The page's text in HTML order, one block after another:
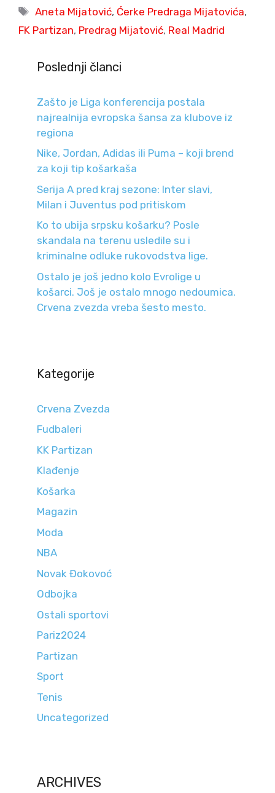
Tags
Aneta Mijatović, Ćerke Predraga Mijatovića,
FK Partizan, Predrag Mijatović, Real Madrid
Poslednji članci
Zašto je Liga konferencija postala
najrealnija evropska šansa za klubove iz
regiona
Nike, Jordan, Adidas ili Puma – koji brend
za koji tip košarkaša
Serija A pred kraj sezone: Inter slavi,
Milan i Juventus pod pritiskom
Ko to ubija srpsku košarku? Posle
skandala na terenu usledile su i
kriminalne odluke rukovodstva lige.
Ostalo je još jedno kolo Evrolige u
košarci. Još je ostalo mnogo nedoumica.
Crvena zvezda vreba šesto mesto.
Kategorije
Crvena Zvezda
Fudbaleri
KK Partizan
Klađenje
Košarka
Magazin
Moda
NBA
Novak Đokovoć
Odbojka
Ostali sportovi
Pariz2024
Partizan
Sport
Tenis
Uncategorized
ARCHIVES